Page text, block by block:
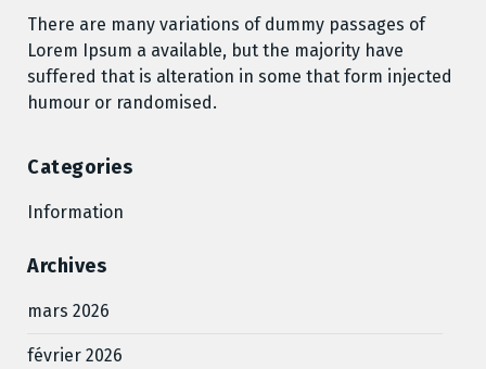
There are many variations of dummy passages of
Lorem Ipsum a available, but the majority have
suffered that is alteration in some that form injected
humour or randomised.
Categories
Information
Archives
mars 2026
février 2026